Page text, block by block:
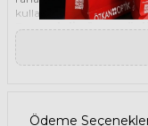
kullanmak, hem görüş
Degradeli güneş
ise açık renkli olduğu bir
güneş ışınlarının
gelen ışığı daha net
• BRETT CARROLL
Ödeme